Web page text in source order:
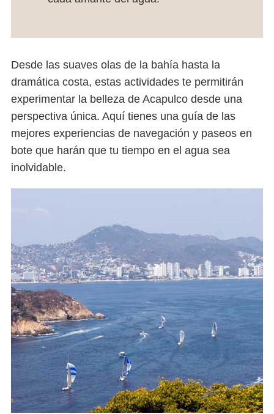
Desde las suaves olas de la bahía hasta la
dramática costa, estas actividades te permitirán
experimentar la belleza de Acapulco desde una
perspectiva única. Aquí tienes una guía de las
mejores experiencias de navegación y paseos en
bote que harán que tu tiempo en el agua sea
inolvidable.